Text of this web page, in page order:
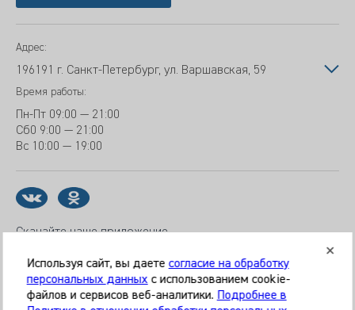
Адрес:
196191 г. Санкт-Петербург, ул. Варшавская, 59
Время работы:
Пн-Пт 09:00 — 21:00
Сб0 9:00 — 21:00
Вс 10:00 — 19:00
Скачайте наше приложение
Используя сайт, вы даете согласие на обработку
персональных данныхс использованием cookie-
файлов и сервисов веб-аналитики. Подробнее в